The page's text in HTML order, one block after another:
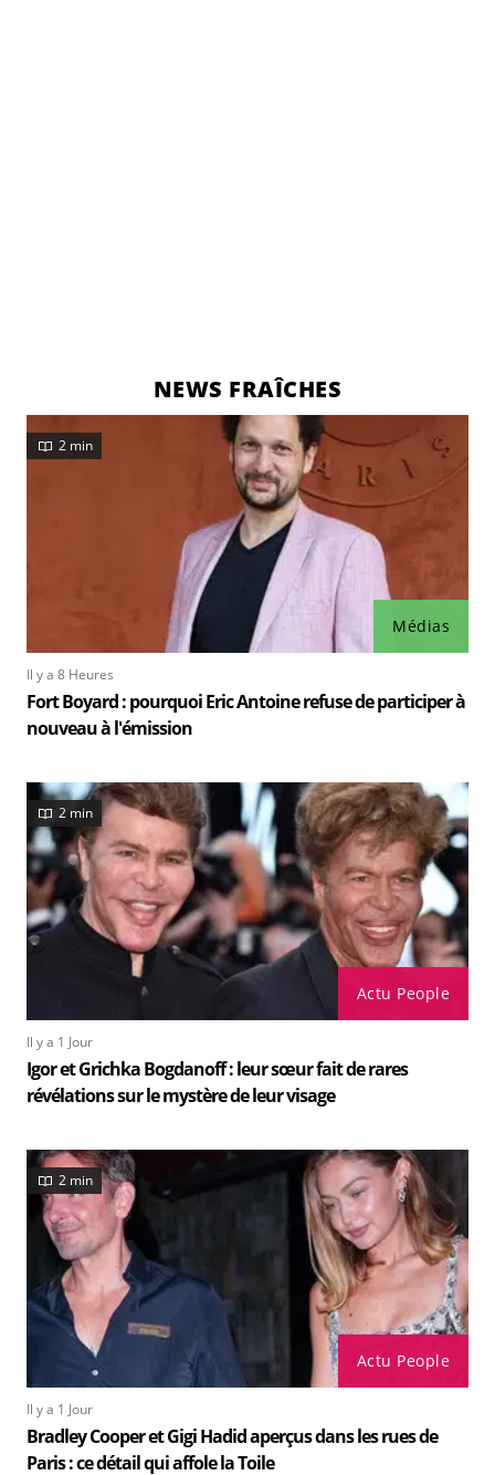
NEWS FRAÎCHES
Médias
2 min
Il y a 8 Heures
Fort Boyard : pourquoi Eric Antoine refuse de participer à
nouveau à l'émission
Actu People
2 min
Il y a 1 Jour
Igor et Grichka Bogdanoff : leur sœur fait de rares
révélations sur le mystère de leur visage
Actu People
2 min
Il y a 1 Jour
Bradley Cooper et Gigi Hadid aperçus dans les rues de
Paris : ce détail qui affole la Toile